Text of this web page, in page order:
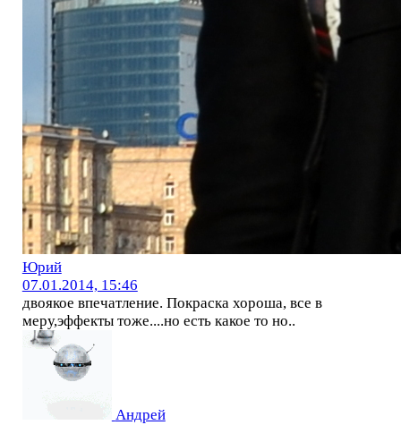
Юрий
07.01.2014, 15:46
двоякое впечатление. Покраска хороша, все в
меру,эффекты тоже....но есть какое то но..
Андрей